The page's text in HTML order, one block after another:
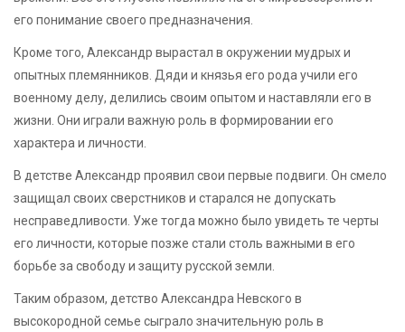
его понимание своего предназначения.
Кроме того, Александр вырастал в окружении мудрых и
опытных племянников. Дяди и князья его рода учили его
военному делу, делились своим опытом и наставляли его в
жизни. Они играли важную роль в формировании его
характера и личности.
В детстве Александр проявил свои первые подвиги. Он смело
защищал своих сверстников и старался не допускать
несправедливости. Уже тогда можно было увидеть те черты
его личности, которые позже стали столь важными в его
борьбе за свободу и защиту русской земли.
Таким образом, детство Александра Невского в
высокородной семье сыграло значительную роль в